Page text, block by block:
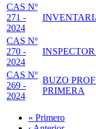
CAS Nº
271 -
2024
CAS Nº
270 -
2024
CAS Nº
269 -
2024
BUZO
PRIMERA
Primera
« Primero